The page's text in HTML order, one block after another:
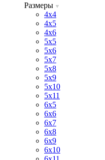
Размеры
4х4
4х5
4х6
5х5
5х6
5х7
5х8
5х9
5х10
5х11
6х5
6х6
6х7
6х8
6х9
6х10